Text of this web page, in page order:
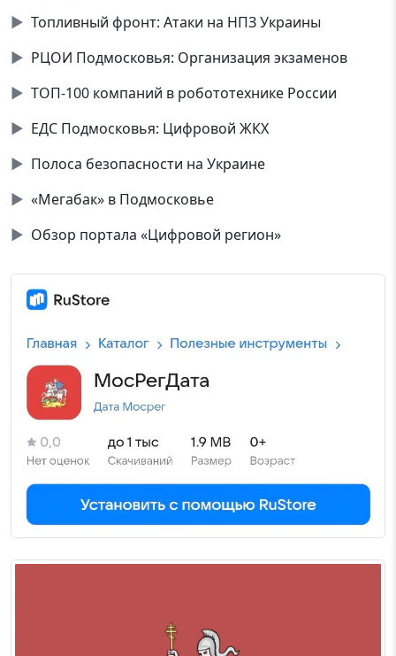
▶ Топливный фронт: Атаки на НПЗ Украины
▶ РЦОИ Подмосковья: Организация экзаменов
▶ ТОП-100 компаний в робототехнике России
▶ ЕДС Подмосковья: Цифровой ЖКХ
▶ Полоса безопасности на Украине
▶ «Мегабак» в Подмосковье
▶ Обзор портала «Цифровой регион»